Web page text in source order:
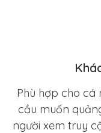
Phù hợp cho cá
cầu muốn
người xem truy